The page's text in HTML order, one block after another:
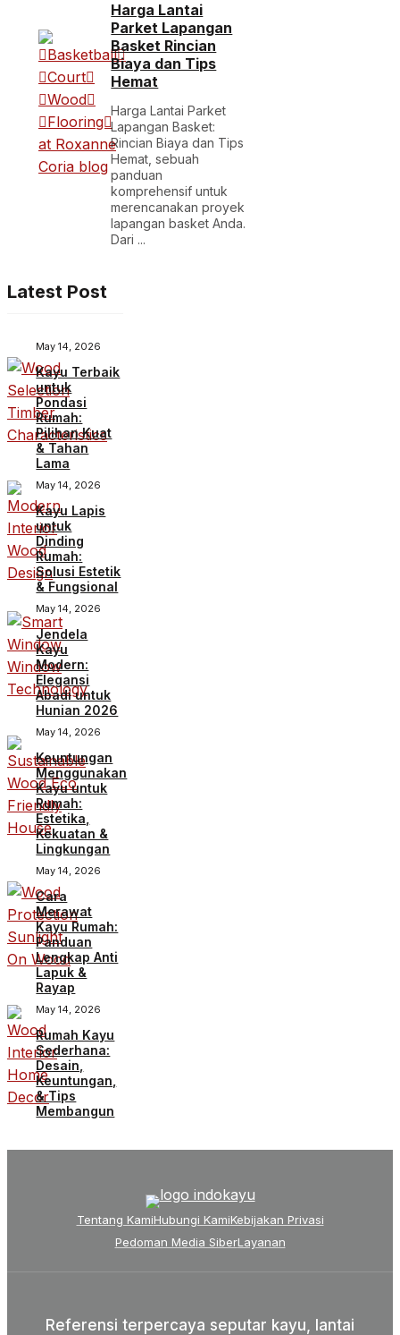
Harga Lantai
Parket Lapangan
Basket Rincian
Biaya dan Tips
Hemat
Harga Lantai Parket
Lapangan Basket:
Rincian Biaya dan Tips
Hemat, sebuah
panduan
komprehensif untuk
merencanakan proyek
lapangan basket Anda.
Dari ...
Latest Post
May 14, 2026
Kayu Terbaik
untuk
Pondasi
Rumah:
Pilihan Kuat
& Tahan
Lama
May 14, 2026
Kayu Lapis
untuk
Dinding
Rumah:
Solusi Estetik
& Fungsional
May 14, 2026
Jendela
Kayu
Modern:
Elegansi
Abadi untuk
Hunian 2026
May 14, 2026
Keuntungan
Menggunakan
Kayu untuk
Rumah:
Estetika,
Kekuatan &
Lingkungan
May 14, 2026
Cara
Merawat
Kayu Rumah:
Panduan
Lengkap Anti
Lapuk &
Rayap
May 14, 2026
Rumah Kayu
Sederhana:
Desain,
Keuntungan,
& Tips
Membangun
Tentang KamiHubungi KamiKebijakan Privasi
Pedoman Media SiberLayanan
Referensi terpercaya seputar kayu, lantai